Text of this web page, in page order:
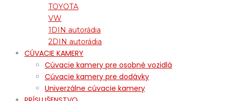
TOYOTA
VW
1DIN autorádia
2DIN autorádia
CÚVACIE KAMERY
Cúvacie kamery pre osobné vozidlá
Cúvacie kamery pre dodávky
Univerzálne cúvacie kamery